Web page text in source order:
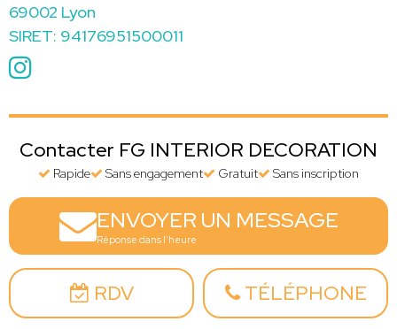
69002 Lyon
SIRET: 94176951500011
Contacter FG INTERIOR DECORATION
Rapide Sans engagement Gratuit Sans inscription
ENVOYER UN MESSAGE
Réponse dans l'heure
RDV TÉLÉPHONE